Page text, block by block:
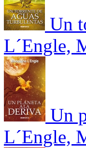
Un
L´Engle,
Un
L´Engle,